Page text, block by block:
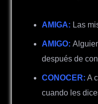
AMIGA: Las
AMIGO:
después de
CONOCER: A
cuando les